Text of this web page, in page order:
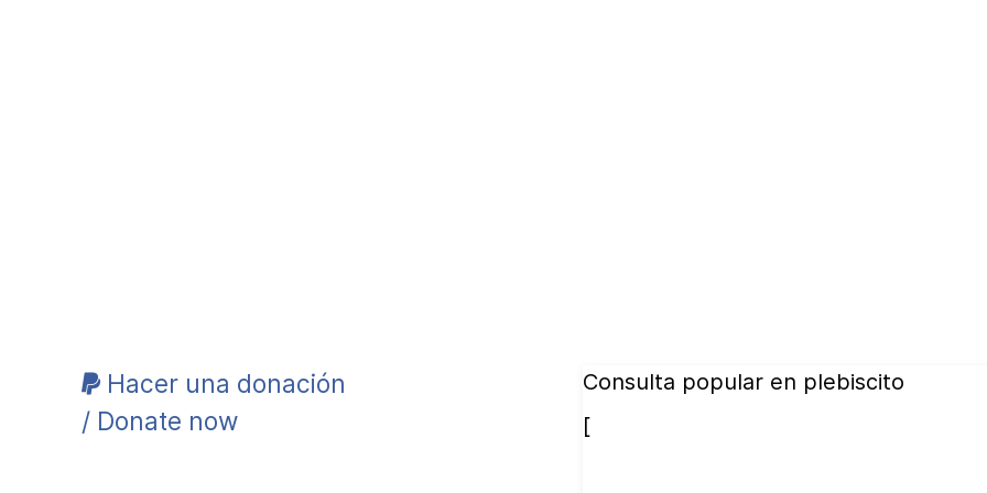
Hacer una donación
/ Donate now
Consulta popular en plebiscito
[